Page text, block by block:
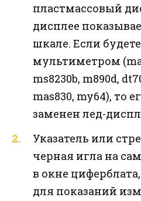
пластмассовый
дисплее
шкале. Если
мультиметром
ms8230b, m890d,
mas830, my64), то
заменен лед-
Указатель или
черная игла на
в окне
для показаний